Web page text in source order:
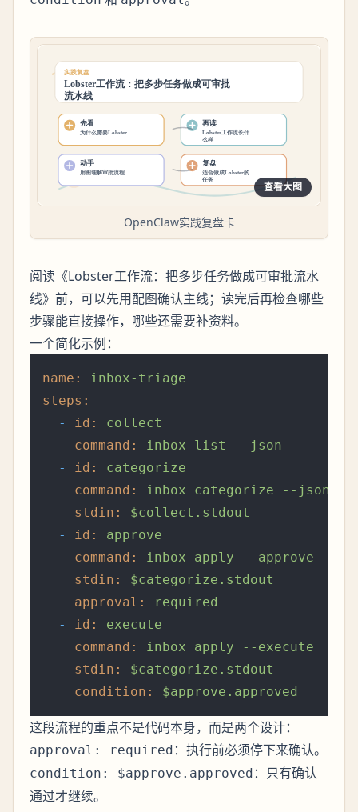
查看大图
OpenClaw实践复盘卡
阅读《Lobster工作流：把多步任务做成可审批流水
线》前，可以先用配图确认主线；读完后再检查哪些
步骤能直接操作，哪些还需要补资料。
一个简化示例：
name:
inbox-triage
steps:
-
id:
collect
command:
inbox list
--json
-
id:
categorize
command:
inbox categorize
--json
stdin:
$collect.stdout
-
id:
approve
command:
inbox apply
--approve
stdin:
$categorize.stdout
approval:
required
-
id:
execute
command:
inbox apply
--execute
stdin:
$categorize.stdout
condition:
$approve.approved
这段流程的重点不是代码本身，而是两个设计：
approval: required ：执行前必须停下来确认。
condition: $approve.approved ：只有确认
通过才继续。